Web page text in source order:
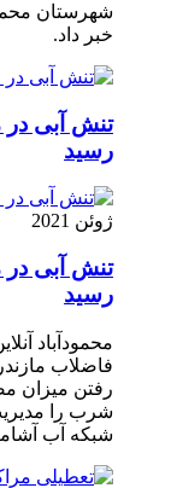
خبر داد.
تنش آبی در
رسيد
ژوئن 2021
تنش آبی در
رسيد
محمودآباد
فاضلاب
رفتن میزان
شرب را
شبکه آب